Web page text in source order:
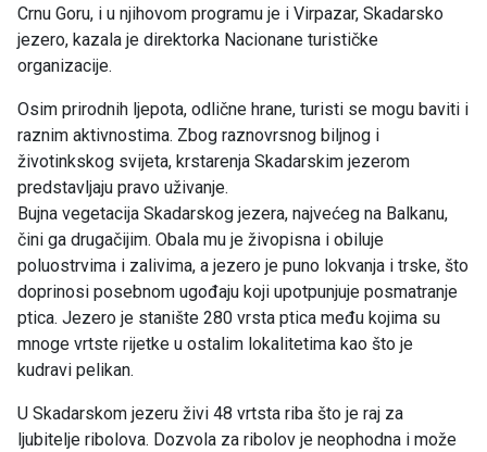
Crnu Goru, i u njihovom programu je i Virpazar, Skadarsko
jezero, kazala je direktorka Nacionane turističke
organizacije.
Osim prirodnih ljepota, odlične hrane, turisti se mogu baviti i
raznim aktivnostima. Zbog raznovrsnog biljnog i
životinkskog svijeta, krstarenja Skadarskim jezerom
predstavljaju pravo uživanje.
Bujna vegetacija Skadarskog jezera, najvećeg na Balkanu,
čini ga drugačijim. Obala mu je živopisna i obiluje
poluostrvima i zalivima, a jezero je puno lokvanja i trske, što
doprinosi posebnom ugođaju koji upotpunjuje posmatranje
ptica. Jezero je stanište 280 vrsta ptica među kojima su
mnoge vrtste rijetke u ostalim lokalitetima kao što je
kudravi pelikan.
U Skadarskom jezeru živi 48 vrtsta riba što je raj za
ljubitelje ribolova. Dozvola za ribolov je neophodna i može